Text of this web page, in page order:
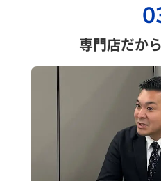
専門店だか